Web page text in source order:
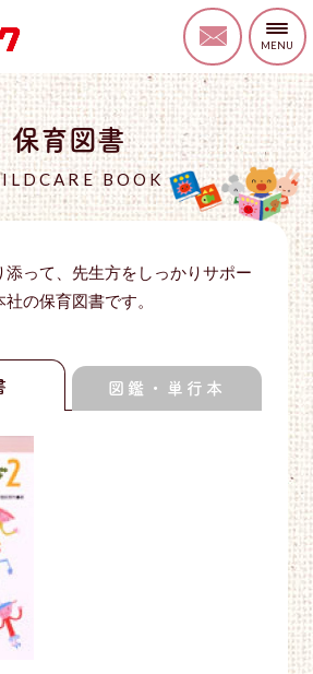
保育図書
BOOK
添って、先生方をしっかりサポー
の保育図書です。
図鑑・単行本